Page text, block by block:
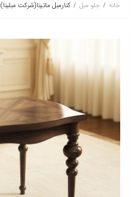
خانه جلو مبل کنارمبل ماتینا(شرکت مبلینا)